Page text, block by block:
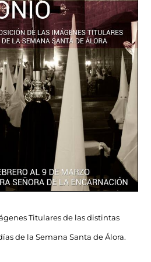
Titulares de las distintas
de la Semana Santa de Álora.